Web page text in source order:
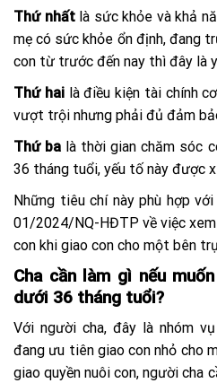
Thứ nhấtlà sức khỏe và khả
mẹ có sức khỏe ổn định, đang
con từ trước đến nay thì đây là
Thứ hai là điều kiện tài chính
vượt trội nhưng phải đủ đảm
Thứ ba là thời gian chăm sóc
36 tháng tuổi, yếu tố này được
Những tiêu chí này phù hợp
01/2024/NQ-HĐTP về việc
con khi giao con cho một bên
Cha cần làm gì nếu
dưới 36 tháng tuổi?
Với người cha, đây là nhóm
đang ưu tiên giao con nhỏ cho
giao quyền nuôi con, người cha